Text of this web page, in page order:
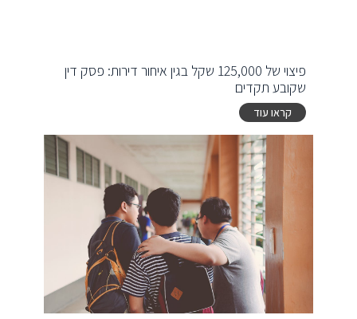
פיצוי של 125,000 שקל בגין איחור דירות: פסק דין
שקובע תקדים
קראו עוד